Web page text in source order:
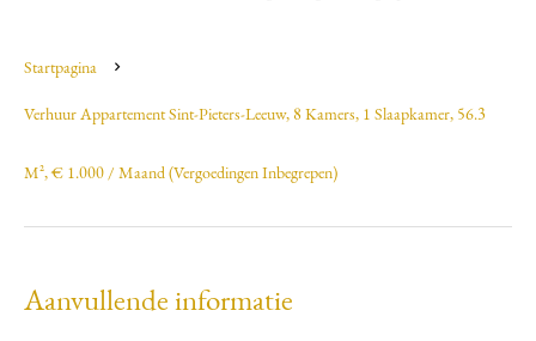
Startpagina
Verhuur Appartement Sint-Pieters-Leeuw, 8 Kamers, 1 Slaapkamer, 56.3
M², € 1.000 / Maand (Vergoedingen Inbegrepen)
Aanvullende informatie